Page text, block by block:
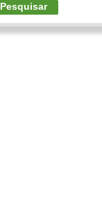
Pesquisar